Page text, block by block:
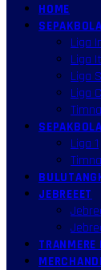
HOME
Liga
Liga
Liga
Liga
Liga 1
JEBREEET
TRANMERE